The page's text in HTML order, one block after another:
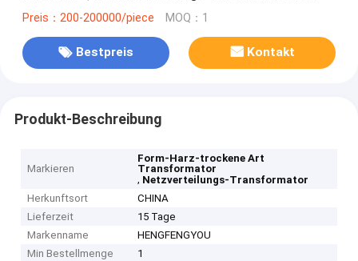
bersten wickelt
Preis：200-200000/piece MOQ：1
Bestpreis Kontakt
Produkt-Beschreibung
Markieren
Form-Harz-trockene Art
Transformator
, Netzverteilungs-Transformator
Herkunftsort
CHINA
Lieferzeit
15 Tage
Markenname
HENGFENGYOU
Min Bestellmenge
1